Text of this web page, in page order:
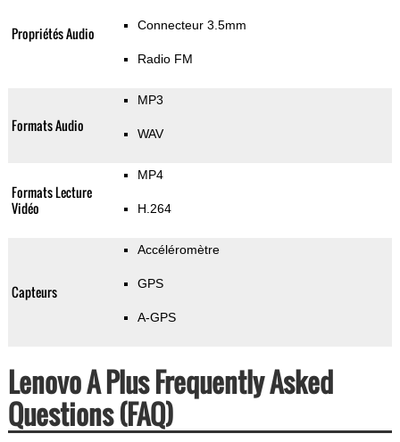
Propriétés Audio Connecteur 3.5mm
Radio FM
Formats Audio
MP3
WAV
Formats Lecture
Vidéo
MP4
H.264
Capteurs
Accéléromètre
GPS
A-GPS
Lenovo A Plus Frequently Asked
Questions (FAQ)